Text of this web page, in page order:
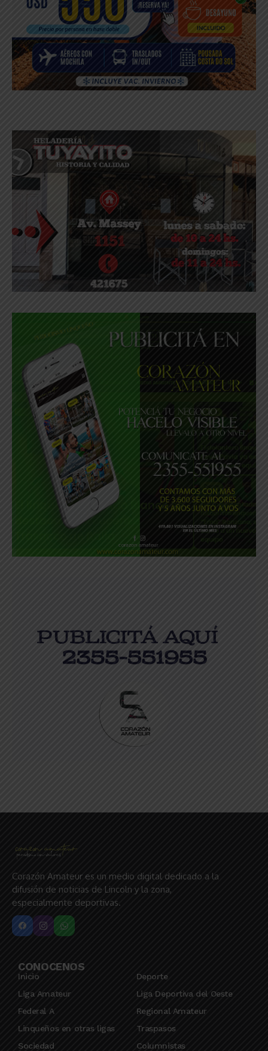
Corazón Amateur es un medio digital dedicado a la
difusión de noticias de Lincoln y la zona,
especialmente deportivas.
CONOCENOS
Inicio
Deporte
Liga Amateur
Liga Deportiva del Oeste
Federal A
Regional Amateur
Linqueños en otras ligas
Traspasos
Sociedad
Columnistas